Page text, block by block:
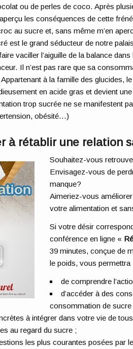
ou de perles de coco. Après
aperçu les conséquences de cette
au sucre et, sans même m’en
est le grand séducteur de notre
vaciller l’aiguille de la balance
Il n’est pas rare que sa
à la famille des glucides,
en acide gras et devient
trop sucrée ne se manifestent
obésité…)
à rétablir une relation
Souhaitez-vous
Envisagez-vous de
manque?
Aimeriez-vous
votre alimentation et
Si votre désir
conférence en ligne «
39 minutes, conçue de
le poids, vous permettra
de comprendre
d’accéder à des
consommation de sucre
à intégrer dans votre vie de
au regard du sucre ;
les plus courantes posées par